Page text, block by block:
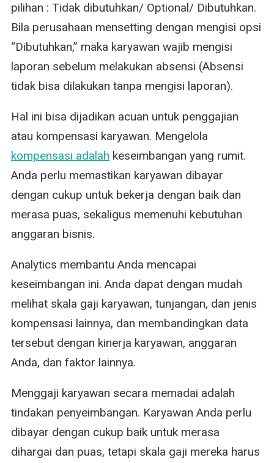
pilihan : Tidak dibutuhkan/ Optional/ Dibutuhkan.
Bila perusahaan mensetting dengan mengisi opsi
“Dibutuhkan,” maka karyawan wajib mengisi
laporan sebelum melakukan absensi (Absensi
tidak bisa dilakukan tanpa mengisi laporan).
Hal ini bisa dijadikan acuan untuk penggajian
atau kompensasi karyawan. Mengelola
kompensasi adalah keseimbangan yang rumit.
Anda perlu memastikan karyawan dibayar
dengan cukup untuk bekerja dengan baik dan
merasa puas, sekaligus memenuhi kebutuhan
anggaran bisnis.
Analytics membantu Anda mencapai
keseimbangan ini. Anda dapat dengan mudah
melihat skala gaji karyawan, tunjangan, dan jenis
kompensasi lainnya, dan membandingkan data
tersebut dengan kinerja karyawan, anggaran
Anda, dan faktor lainnya.
Menggaji karyawan secara memadai adalah
tindakan penyeimbangan. Karyawan Anda perlu
dibayar dengan cukup baik untuk merasa
dihargai dan puas, tetapi skala gaji mereka harus